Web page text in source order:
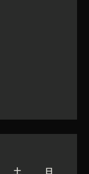
土 日